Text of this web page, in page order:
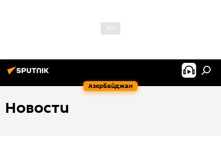
Азербайджан
Новости